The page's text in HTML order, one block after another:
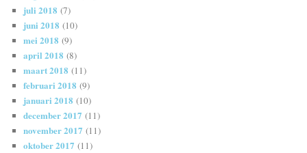
juli 2018 (7)
juni 2018 (10)
mei 2018 (9)
april 2018 (8)
maart 2018 (11)
februari 2018 (9)
januari 2018 (10)
december 2017 (11)
november 2017 (11)
oktober 2017 (11)